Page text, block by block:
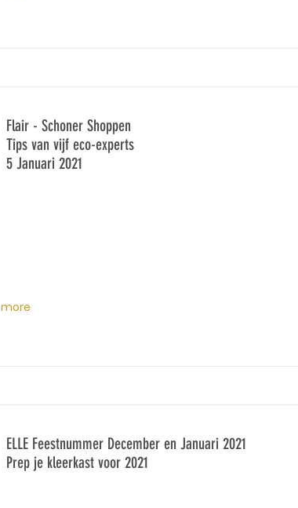
Flair - Schoner Shoppen
Tips van vijf eco-experts
5 Januari 2021
more
ELLE Feestnummer December en Januari 2021
Prep je kleerkast voor 2021